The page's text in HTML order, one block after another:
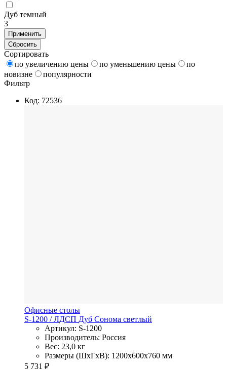
Дуб темный
3
Применить
Сбросить
Сортировать
по увеличению цены
по уменьшению цены
по
новизне
популярности
Фильтр
Код: 72536
Офисные столы
S-1200 / ЛДСП Дуб Сонома светлый
Артикул: S-1200
Производитель: Россия
Вес: 23,0 кг
Размеры (ШхГхВ): 1200x600x760 мм
5 731 ₽